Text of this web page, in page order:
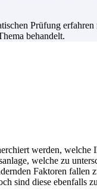
Prüfung
behandelt.
werden,
welche zu
Faktoren
sind diese ebenfalls